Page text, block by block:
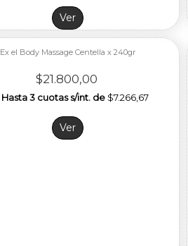
Fuera de stock
Ver
Ex el Body Massage Centella x 240gr
$21.800,00
Hasta 3 cuotas s/int. de $7.266,67
Ver